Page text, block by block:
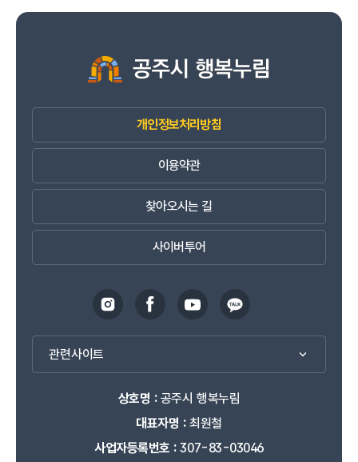
개인정보처리방침
이용약관
찾아오시는 길
사이버투어
관련사이트
상호명 :공주시 행복누림
대표자명 :최원철
사업자등록번호 :307-83-03046